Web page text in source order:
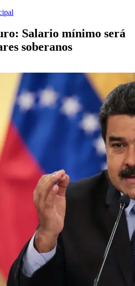
Salario mínimo será
soberanos